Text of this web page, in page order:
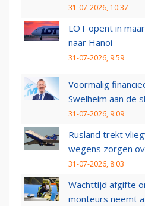
31-07-2026, 10:37
LOT opent in
naar Hanoi
31-07-2026, 9:59
Voormalig
Swelheim aan de
31-07-2026, 9:09
Rusland trekt
wegens zorgen
31-07-2026, 8:03
Wachttijd afgifte
monteurs neemt